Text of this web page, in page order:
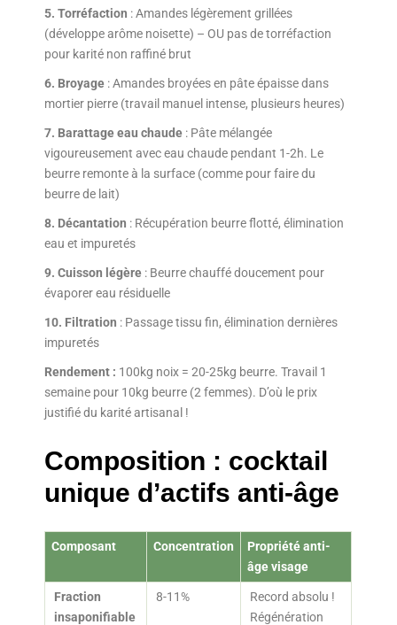
5. Torréfaction : Amandes légèrement grillées
(développe arôme noisette) – OU pas de torréfaction
pour karité non raffiné brut
6. Broyage : Amandes broyées en pâte épaisse dans
mortier pierre (travail manuel intense, plusieurs heures)
7. Barattage eau chaude : Pâte mélangée
vigoureusement avec eau chaude pendant 1-2h. Le
beurre remonte à la surface (comme pour faire du
beurre de lait)
8. Décantation : Récupération beurre flotté, élimination
eau et impuretés
9. Cuisson légère : Beurre chauffé doucement pour
évaporer eau résiduelle
10. Filtration : Passage tissu fin, élimination dernières
impuretés
Rendement : 100kg noix = 20-25kg beurre. Travail 1
semaine pour 10kg beurre (2 femmes). D’où le prix
justifié du karité artisanal !
Composition : cocktail
unique d’actifs anti-âge
Composant Concentration
Propriété anti-
âge visage
Fraction
insaponifiable
8-11%
Record absolu !
Régénération